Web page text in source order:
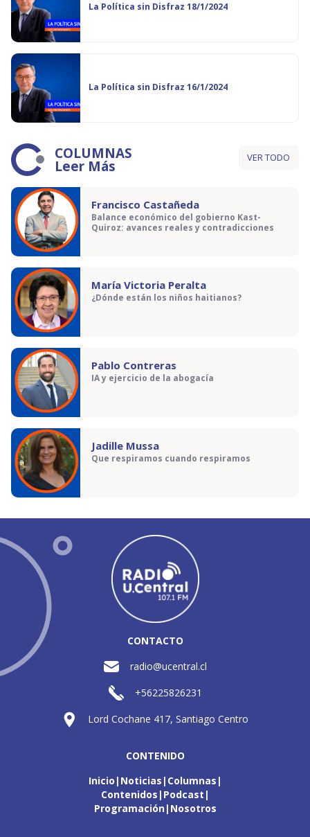
La Política sin Disfraz 18/1/2024
La Política sin Disfraz 16/1/2024
COLUMNAS
Leer Más VER TODO
Francisco Castañeda
Balance económico del gobierno Kast-
Quiroz: avances reales y contradicciones
María Victoria Peralta
¿Dónde están los niños haitianos?
Pablo Contreras
IA y ejercicio de la abogacía
Jadille Mussa
Que respiramos cuando respiramos
CONTACTO
radio@ucentral.cl
+56225826231
Lord Cochane 417, Santiago Centro
CONTENIDO
Inicio Noticias Columnas
Contenidos Podcast
Programación Nosotros